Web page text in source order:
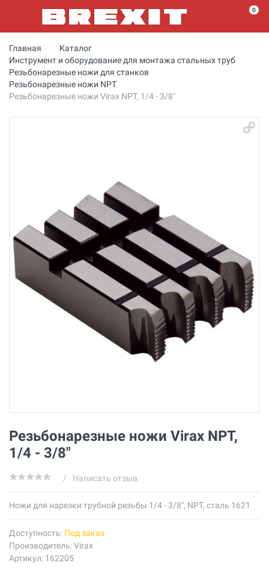
0
Главная
Каталог
Инструмент и оборудование для монтажа стальных труб
Резьбонарезные ножи для станков
Резьбонарезные ножи NPT
Резьбонарезные ножи Virax NPT, 1/4 - 3/8"
Резьбонарезные ножи Virax NPT,
1/4 - 3/8"
/ Написать отзыв
Ножи для нарезки трубной резьбы 1/4 - 3/8", NPT, сталь 1621
Доступность: Под заказ
Производитель:Virax
Артикул: 162205